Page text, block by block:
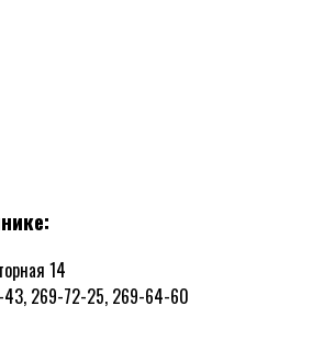
14
269-72-25, 269-64-60